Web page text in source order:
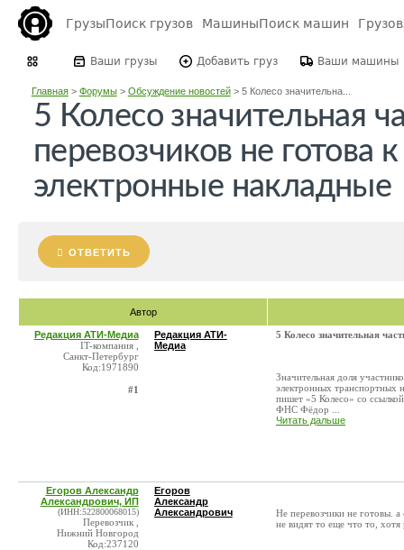
ГрузыПоиск грузов МашиныПоиск машин
Ваши грузы Добавить груз Ваши машины
Главная> Форумы> Обсуждение новостей> 5 Колесо значительна...
5 Колесо значительная
перевозчиков не готова
электронные накладные
ОТВЕТИТЬ
Автор
Редакция АТИ-Медиа
IT-компания ,
Санкт-Петербург
Код:1971890
#1
Редакция АТИ-
Медиа
5 Колесо значительная
Значительная доля
электронных транспортных
пишет «5 Колесо» со
ФНС Фёдор ...
Читать дальше
Егоров Александр
Александрович, ИП
(ИНН:522800068015)
Перевозчик ,
Нижний Новгород
Код:237120
Егоров
Александр
Александрович
Не перевозчики не готовы.
не видят то еще что то,